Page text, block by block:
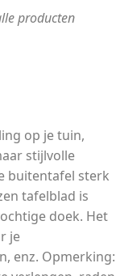
producten
op je tuin,
stijlvolle
buitentafel sterk
tafelblad is
doek. Het
je
enz. Opmerking: